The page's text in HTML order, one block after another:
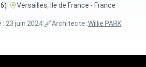
| Versailles, Ile de France - France
: 23 juin 2024 Architecte :Willie PARK